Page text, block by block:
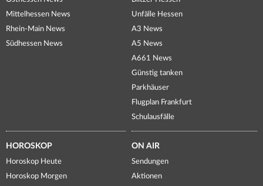
Mittelhessen News
Rhein-Main News
Südhessen News
Unfälle Hessen
A3 News
A5 News
A661 News
Günstig tanken
Parkhäuser
Flugplan Frankfurt
Schulausfälle
HOROSKOP
Horoskop Heute
Horoskop Morgen
ON AIR
Sendungen
Aktionen